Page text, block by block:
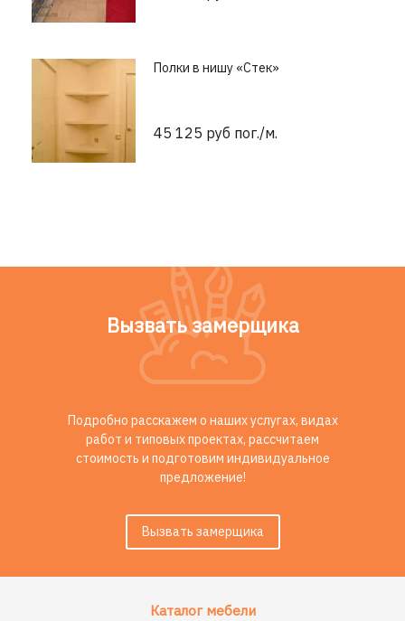
Полки в нишу «Стек»
45 125 руб пог./м.
Вызвать замерщика
Подробно расскажем о наших услугах, видах
работ и типовых проектах, рассчитаем
стоимость и подготовим индивидуальное
предложение!
Вызвать замерщика
Каталог мебели